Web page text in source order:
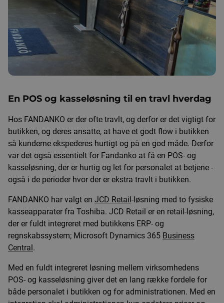
En POS og kasseløsning til en travl hverdag
Hos FANDANKO er der ofte travlt, og derfor er det vigtigt for
butikken, og deres ansatte, at have et godt flow i butikken
så kunderne ekspederes hurtigt og på en god måde. Derfor
var det også essentielt for Fandanko at få en POS- og
kasseløsning, der er hurtig og let for personalet at betjene -
også i de perioder hvor der er ekstra travlt i butikken.
FANDANKO har valgt en JCD Retail-løsning med to fysiske
kasseapparater fra Toshiba. JCD Retail er en retail-løsning,
der er fuldt integreret med butikkens ERP- og
regnskabssystem; Microsoft Dynamics 365 Business
Central.
Med en fuldt integreret løsning mellem virksomhedens
POS- og kasseløsning giver det en lang række fordele for
både personalet i butikken og for administrationen. Med en